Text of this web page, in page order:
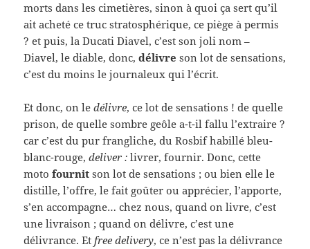
morts dans les cimetières, sinon à quoi ça sert qu’il
ait acheté ce truc stratosphérique, ce piège à permis
? et puis, la Ducati Diavel, c’est son joli nom –
Diavel, le diable, donc,délivreson lot de sensations,
c’est du moins le journaleux qui l’écrit.
Et donc, on ledélivre, ce lot de sensations ! de quelle
prison, de quelle sombre geôle a-t-il fallu l’extraire ?
car c’est du pur frangliche, du Rosbif habillé bleu-
blanc-rouge,deliver : livrer, fournir. Donc, cette
motofournitson lot de sensations ; ou bien elle le
distille, l’offre, le fait goûter ou apprécier, l’apporte,
s’en accompagne… chez nous, quand on livre, c’est
une livraison ; quand on délivre, c’est une
délivrance. Etfree delivery, ce n’est pas la délivrance